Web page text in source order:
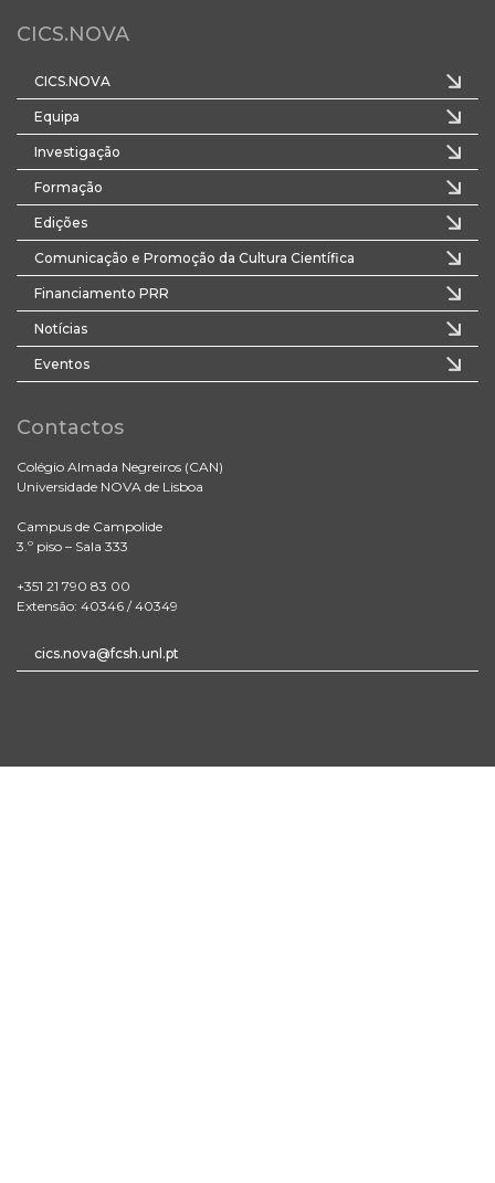
CICS.NOVA
CICS.NOVA
Equipa
Investigação
Formação
Edições
Comunicação e Promoção da Cultura Científica
Financiamento PRR
Notícias
Eventos
Contactos
Colégio Almada Negreiros (CAN)
Universidade NOVA de Lisboa
Campus de Campolide
3.º piso – Sala 333
+351 21 790 83 00
Extensão: 40346 / 40349
cics.nova@fcsh.unl.pt